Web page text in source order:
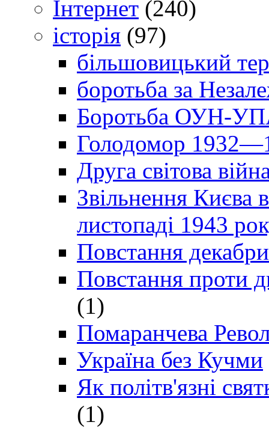
Інтернет (240)
історія (97)
більшовицький
боротьба за
Боротьба ОУН-УПА
Голодомор
Друга світова
Звільнення Києва
листопаді 1943
Повстання
Повстання проти
(1)
Помаранчева
Україна без Кучми
Як політв'язні
(1)